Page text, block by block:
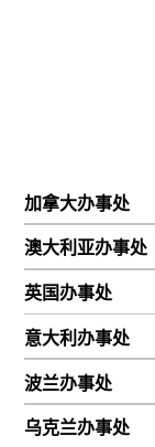
加拿大办事处
K1P 5G3，渥太华
电话：
澳大利亚办事处
新南威尔士州悉尼
电话：
英国办事处
SE13 6EE，伦敦
电话：
意大利办事处
51016，PT，蒙特
电话：
波兰办事处
31-231, 克拉科夫,
电话：
乌克兰办事处